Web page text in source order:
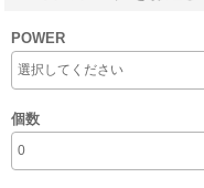
POWER
個数